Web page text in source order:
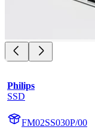
Philips
SSD
FM02SS030P/00